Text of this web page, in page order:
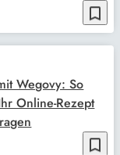
bookmark_border
bookmark_border
Wegovy: So
Online-Rezept